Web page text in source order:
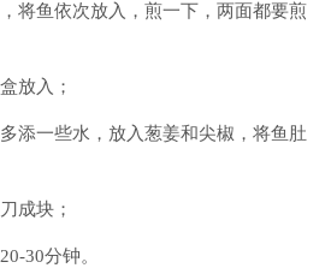
将鱼依次放入，煎一下，两面都要煎
放入；
添一些水，放入葱姜和尖椒，将鱼肚
成块；
30分钟。